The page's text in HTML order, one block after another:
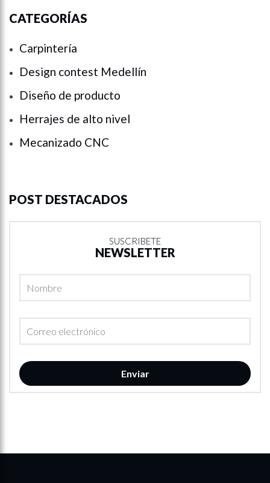
CATEGORÍAS
Carpintería
Design contest Medellín
Diseño de producto
Herrajes de alto nivel
Mecanizado CNC
POST DESTACADOS
SUSCRIBETE
NEWSLETTER